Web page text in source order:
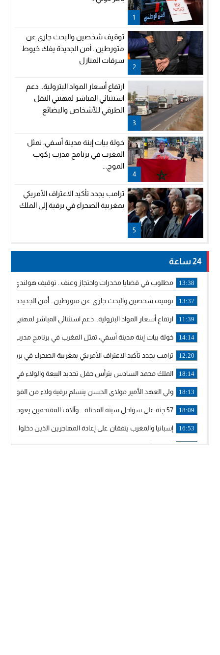
1
2
توقيف شخصين والبحث جاري عن
متورطين.. أمن الجديدة يفك خيوط
سرقات المنازل
3
ارتفاع أسعار المواد البترولية.. دعم
استثنائي المباشر لمهنيي النقل
الطرقي للأشخاص والبضائع
4
خولة بيات إبنة مدينة أسفي، تمثل
المغرب في برنامج مدرب ركوب
الموج...
5
ترامب يجدد تأكيد الاعتراف الأمريكي
بمغربية الصحراء في برقية إلى الملك
24 ساعة
13:38 مطلوب في قضايا مخدرات واحتجاز وعنف.. توقيف هولندي
13:37 توقيف شخصين والبحث جاري عن متورطين.. أمن الجديدة يفك
11:39 ارتفاع أسعار المواد البترولية.. دعم استثنائي المباشر لمهنيي
14:14 خولة بيات إبنة مدينة أسفي، تمثل المغرب في برنامج مدرب
12:20 ترامب يجدد تأكيد الاعتراف الأمريكي بمغربية الصحراء في برقية
18:14 الملك محمد السادس يترأس حفل تجديد البيعة والولاء في
18:13 ولي العهد الأمير مولاي الحسن يتسلم برقية ولاء من القوات
18:09 57 جثة على سواحل سبتة المحتلة .. وآلاف المقتحمين يعودون إلى المغرب
16:53 إسبانيا والمغرب يتفقان على إعادة المهاجرين الذين دخلوا سبتة